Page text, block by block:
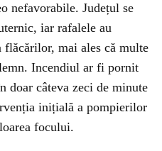
nefavorabile. Județul se
iar rafalele au
flăcărilor, mai ales că multe
Incendiul ar fi pornit
doar câteva zeci de minute
inițială a pompierilor
focului.